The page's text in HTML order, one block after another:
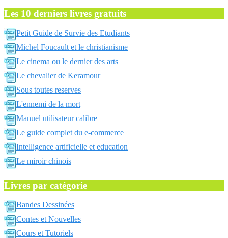
Les 10 derniers livres gratuits
Petit Guide de Survie des Etudiants
Michel Foucault et le christianisme
Le cinema ou le dernier des arts
Le chevalier de Keramour
Sous toutes reserves
L'ennemi de la mort
Manuel utilisateur calibre
Le guide complet du e-commerce
Intelligence artificielle et education
Le miroir chinois
Livres par catégorie
Bandes Dessinées
Contes et Nouvelles
Cours et Tutoriels